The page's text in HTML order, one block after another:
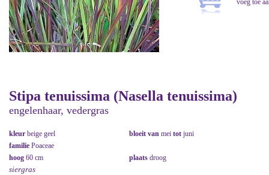
Stipa tenuissima (Nasella tenuissima)
engelenhaar, vedergras
kleur beige geel bloeit van mei tot juni
familie Poaceae
hoog 60 cm plaats droog
siergras